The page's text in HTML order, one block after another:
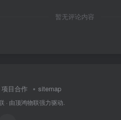
暂无评论内容
项目合作 sitemap
· 由顶鸿物联强力驱动.